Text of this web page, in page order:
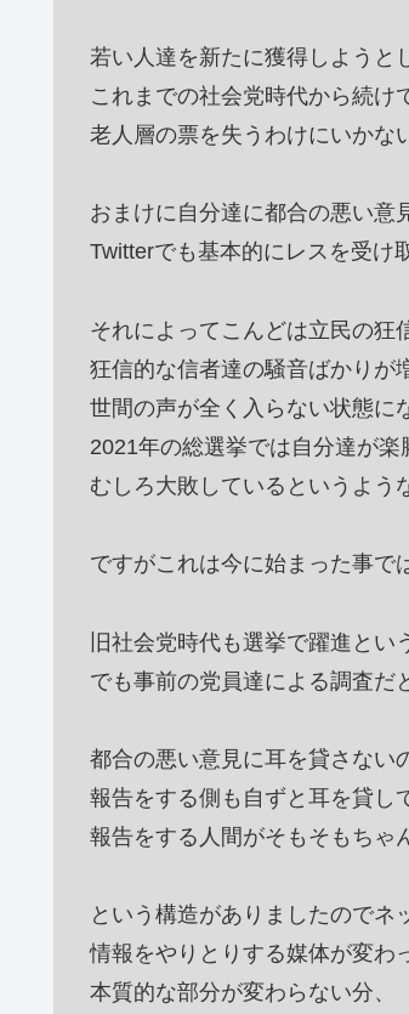
若い人達を新たに獲得しようと
これまでの社会党時代から続け
老人層の票を失うわけにいかな
おまけに自分達に都合の悪い意
Twitterでも基本的にレスを受け
それによってこんどは立民の狂
狂信的な信者達の騒音ばかりが
世間の声が全く入らない状態に
2021年の総選挙では自分達が楽
むしろ大敗しているというよう
ですがこれは今に始まった事で
旧社会党時代も選挙で躍進とい
でも事前の党員達による調査だ
都合の悪い意見に耳を貸さない
報告をする側も自ずと耳を貸し
報告をする人間がそもそもちゃ
という構造がありましたのでネ
情報をやりとりする媒体が変わ
本質的な部分が変わらない分、